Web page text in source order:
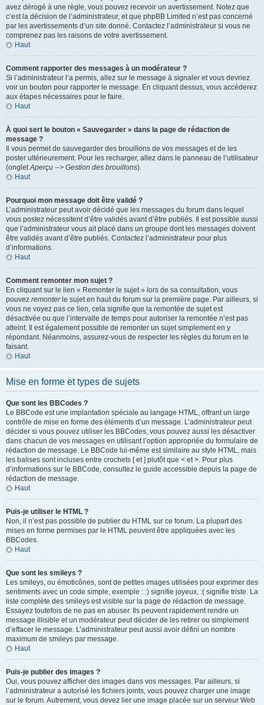
avez dérogé à une règle, vous pouvez recevoir un avertissement. Notez que
c’est la décision de l’administrateur, et que phpBB Limited n’est pas concerné
par les avertissements d’un site donné. Contactez l’administrateur si vous ne
comprenez pas les raisons de votre avertissement.
Haut
Comment rapporter des messages à un modérateur ?
Si l’administrateur l’a permis, allez sur le message à signaler et vous devriez
voir un bouton pour rapporter le message. En cliquant dessus, vous accéderez
aux étapes nécessaires pour le faire.
Haut
À quoi sert le bouton « Sauvegarder » dans la page de rédaction de
message ?
Il vous permet de sauvegarder des brouillons de vos messages et de les
poster ultérieurement. Pour les recharger, allez dans le panneau de l’utilisateur
(ongletAperçu --> Gestion des brouillons).
Haut
Pourquoi mon message doit être validé ?
L’administrateur peut avoir décidé que les messages du forum dans lequel
vous postez nécessitent d’être validés avant d’être publiés. Il est possible aussi
que l’administrateur vous ait placé dans un groupe dont les messages doivent
être validés avant d’être publiés. Contactez l’administrateur pour plus
d’informations.
Haut
Comment remonter mon sujet ?
En cliquant sur le lien « Remonter le sujet » lors de sa consultation, vous
pouvez remonterle sujet en haut du forum sur la première page. Par ailleurs, si
vous ne voyez pas ce lien, cela signifie que la remontée de sujet est
désactivée ou que l’intervalle de temps pour autoriser la remontée n’est pas
atteint. Il est également possible de remonter un sujet simplement en y
répondant. Néanmoins, assurez-vous de respecter les règles du forum en le
faisant.
Haut
Mise en forme et types de sujets
Que sont les BBCodes ?
Le BBCode est une implantation spéciale au langage HTML, offrant un large
contrôle de mise en forme des éléments d’un message. L’administrateur peut
décider si vous pouvez utiliser les BBCodes, vous pouvez aussi les désactiver
dans chacun de vos messages en utilisant l’option appropriée du formulaire de
rédaction de message. Le BBCode lui-même est similaire au style HTML, mais
les balises sont incluses entre crochets [ et ] plutôt que < et >. Pour plus
d’informations sur le BBCode, consultez le guide accessible depuis la page de
rédaction de message.
Haut
Puis-je utiliser le HTML ?
Non, il n’est pas possible de publier du HTML sur ce forum. La plupart des
mises en forme permises par le HTML peuvent être appliquées avec les
BBCodes.
Haut
Que sont les smileys ?
Les smileys, ou émoticônes, sont de petites images utilisées pour exprimer des
sentiments avec un code simple, exemple : :) signifie joyeux, :( signifie triste. La
liste complète des smileys est visible sur la page de rédaction de message.
Essayez toutefois de ne pas en abuser. Ils peuvent rapidement rendre un
message illisible et un modérateur peut décider de les retirer ou simplement
d’effacer le message. L’administrateur peut aussi avoir défini un nombre
maximum de smileys par message.
Haut
Puis-je publier des images ?
Oui, vous pouvez afficher des images dans vos messages. Par ailleurs, si
l’administrateur a autorisé les fichiers joints, vous pouvez charger une image
sur le forum. Autrement, vous devez lier une image placée sur un serveur Web